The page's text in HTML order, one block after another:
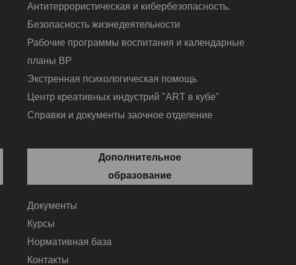
Антитеррористическая и кибербезопасность.
Безопасность жизнедеятельности
Рабочие программы воспитания и календарные
планы ВР
Экстренная психологическая помощь
Центр креативных индустрий "ART в кубе"
Справки и документы заочное отделение
Дополнительное
образование
Документы
Курсы
Нормативная база
Контакты